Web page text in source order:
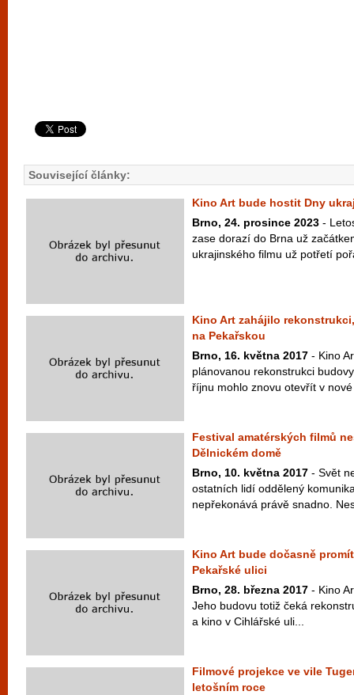
Související články:
Kino Art bude hostit Dny
Brno, 24. prosince 2023 -
zase dorazí do Brna už
ukrajinského filmu už potřetí
Kino Art zahájilo
na Pekařskou
Brno, 16. května 2017 - Kino
plánovanou rekonstrukci
říjnu mohlo znovu otevřít v
Festival amatérských filmů
Dělnickém domě
Brno, 10. května 2017 - Svět
ostatních lidí oddělený
nepřekonává právě snadno.
Kino Art bude dočasně
Pekařské ulici
Brno, 28. března 2017 - Kino
Jeho budovu totiž čeká
a kino v Cihlářské uli...
Filmové projekce ve vile
letošním roce